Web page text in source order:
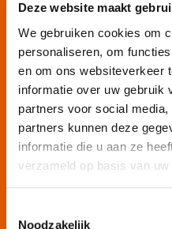
Deze website maakt
We gebruiken cookies om
personaliseren, om
en om ons websiteverkeer
informatie over uw gebruik
partners voor social
partners kunnen deze
informatie die u aan ze
verzameld op basis van
Noodzakelijk
Puur Rotterdam
Puur Den Haag
Puur Haarlem
Escape Room Mysterium
Vergaderruimte De Grote Werf
Vergaderlocatie Rotterdam
Vergaderlocatie Dak van